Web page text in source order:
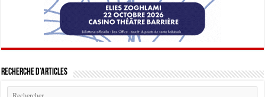
Recherche d’articles